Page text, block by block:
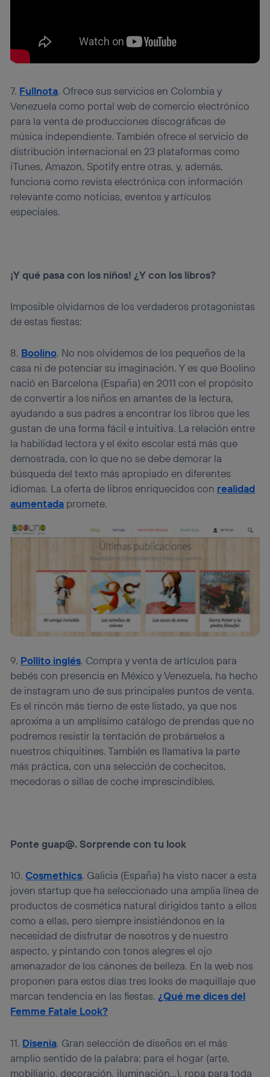
7. Fullnota. Ofrece sus servicios en Colombia y
Venezuela como portal web de comercio electrónico
para la venta de producciones discográficas de
música independiente. También ofrece el servicio de
distribución internacional en 23 plataformas como
iTunes, Amazon, Spotify entre otras, y, además,
funciona como revista electrónica con información
relevante como noticias, eventos y artículos
especiales.
¡Y qué pasa con los niños! ¿Y con los libros?
Imposible olvidarnos de los verdaderos protagonistas
de estas fiestas:
8. Boolino. No nos olvidemos de los pequeños de la
casa ni de potenciar su imaginación. Y es que Boolino
nació en Barcelona (España) en 2011 con el propósito
de convertir a los niños en amantes de la lectura,
ayudando a sus padres a encontrar los libros que les
gustan de una forma fácil e intuitiva. La relación entre
la habilidad lectora y el éxito escolar está más que
demostrada, con lo que no se debe demorar la
búsqueda del texto más apropiado en diferentes
idiomas. La oferta de libros enriquecidos con realidad
aumentada promete.
9. Pollito inglés. Compra y venta de artículos para
bebés con presencia en México y Venezuela, ha hecho
de instagram uno de sus principales puntos de venta.
Es el rincón más tierno de este listado, ya que nos
aproxima a un amplísimo catálogo de prendas que no
podremos resistir la tentación de probárselos a
nuestros chiquitines. También es llamativa la parte
más práctica, con una selección de cochecitos,
mecedoras o sillas de coche imprescindibles.
Ponte guap@. Sorprende con tu look
10.Cosmethics. Galicia (España) ha visto nacer a esta
joven startup que ha seleccionado una amplia línea de
productos de cosmética natural dirigidos tanto a ellos
como a ellas, pero siempre insistiéndonos en la
necesidad de disfrutar de nosotros y de nuestro
aspecto, y pintando con tonos alegres el ojo
amenazador de los cánones de belleza. En la web nos
proponen para estos días tres looks de maquillaje que
marcan tendencia en las fiestas.¿Qué me dices del
Femme Fatale Look?
11. Disenia. Gran selección de diseños en el más
amplio sentido de la palabra: para el hogar (arte,
mobiliario, decoración, iluminación…), ropa para toda